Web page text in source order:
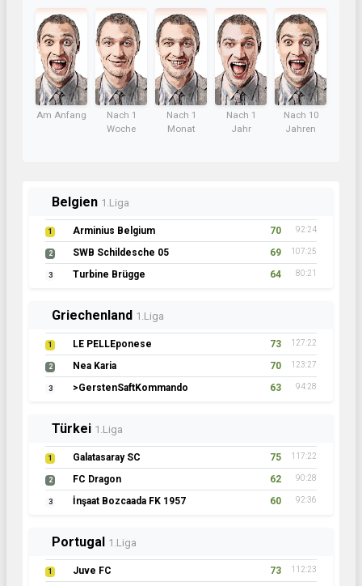
Am Anfang
Nach 1
Woche
Nach 1
Monat
Nach 1
Jahr
Nach 10
Jahren
Belgien 1.Liga
1 Arminius Belgium 70 92:24
2 SWB Schildesche 05 69 107:25
3 Turbine Brügge 64 80:21
Griechenland 1.Liga
1 LE PELLEponese 73 127:22
2 Nea Karia 70 123:27
3 >GerstenSaftKommando 63 94:28
Türkei 1.Liga
1 Galatasaray SC 75 117:22
2 FC Dragon 62 90:28
3 İnşaat Bozcaada FK 1957 60 92:36
Portugal 1.Liga
1 Juve FC 73 112:23